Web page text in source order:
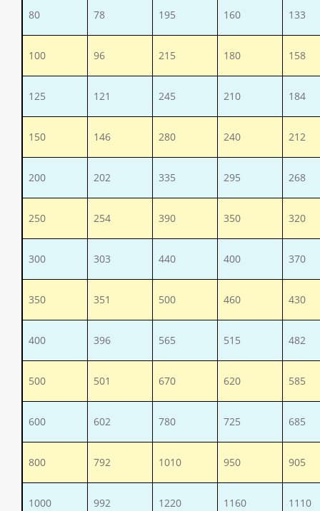
80 78 195 160 133
100 96 215 180 158
125 121 245 210 184
150 146 280 240 212
200 202 335 295 268
250 254 390 350 320
300 303 440 400 370
350 351 500 460 430
400 396 565 515 482
500 501 670 620 585
600 602 780 725 685
800 792 1010 950 905
1000 992 1220 1160 1110